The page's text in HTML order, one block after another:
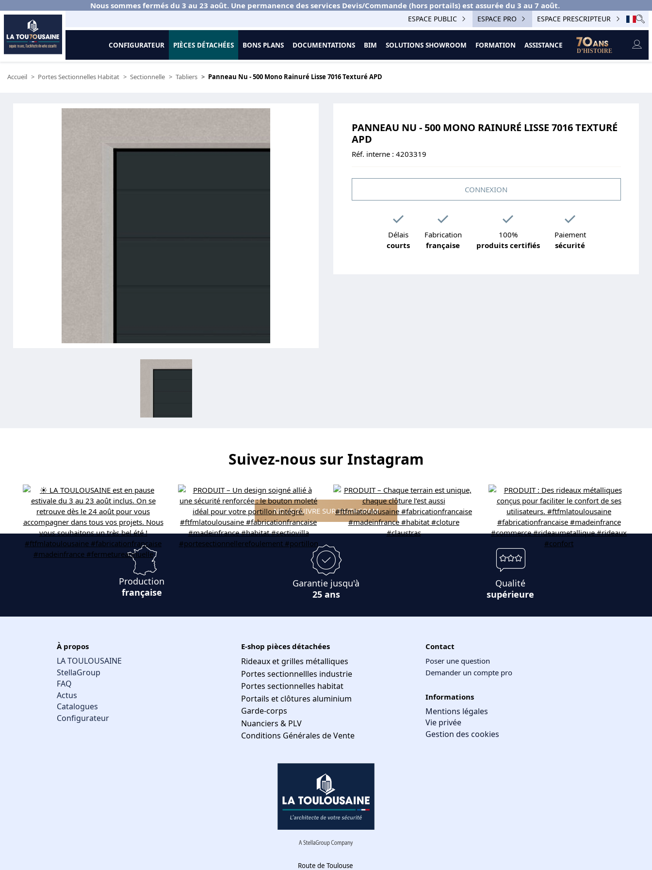
Nous sommes fermés du 3 au 23 août. Une permanence des services Devis/Commande (hors portails) est assurée du 3 au 7 août.
ESPACE PUBLIC ESPACE PRO ESPACE PRESCRIPTEUR
CONFIGURATEUR PIÈCES DÉTACHÉES BONS PLANS DOCUMENTATIONS BIM SOLUTIONS SHOWROOM FORMATION ASSISTANCE
Accueil Portes Sectionnelles Habitat Sectionnelle Tabliers Panneau Nu - 500 Mono Rainuré Lisse 7016 Texturé APD
PANNEAU NU - 500 MONO RAINURÉ LISSE 7016 TEXTURÉ
APD
Réf. interne : 4203319
CONNEXION
Délais
courts
Fabrication
française
100%
produits certifiés
Paiement
sécurité
Suivez-nous sur Instagram
NOUS SUIVRE SUR INSTAGRAM
Production
française
Garantie jusqu'à
25 ans
Qualité
supérieure
À propos
LA TOULOUSAINE
StellaGroup
FAQ
Actus
Catalogues
Configurateur
E-shop pièces détachées
Rideaux et grilles métalliques
Portes sectionnellles industrie
Portes sectionnelles habitat
Portails et clôtures aluminium
Garde-corps
Nuanciers & PLV
Conditions Générales de Vente
Contact
Poser une question
Demander un compte pro
Informations
Mentions légales
Vie privée
Gestion des cookies
Route de Toulouse